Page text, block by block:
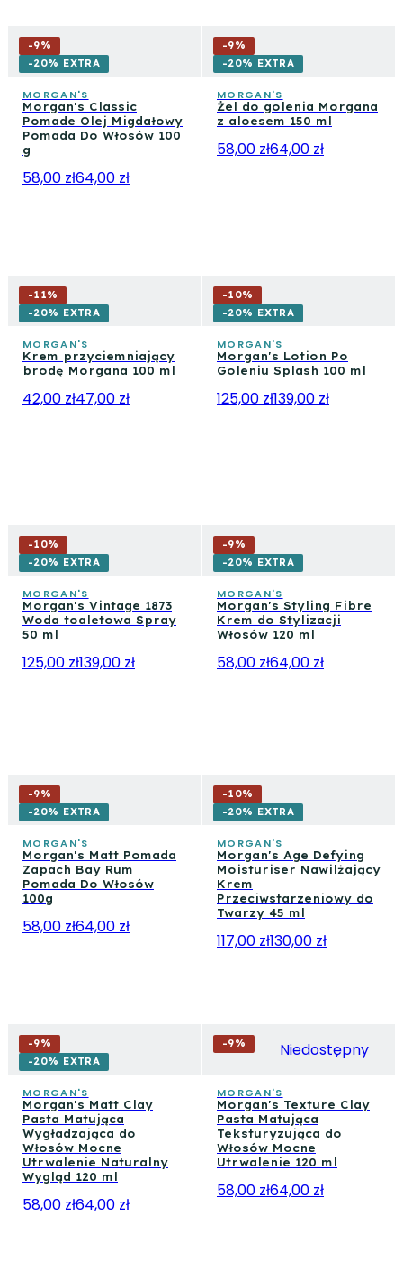
-9%
-20% EXTRA
MORGAN'S
Morgan's Classic
Pomade Olej Migdałowy
Pomada Do Włosów 100
g
58,00 zł64,00 zł
-9%
-20% EXTRA
MORGAN'S
Żel do golenia Morgana
z aloesem 150 ml
58,00 zł64,00 zł
-11%
-20% EXTRA
MORGAN'S
Krem przyciemniający
brodę Morgana 100 ml
42,00 zł47,00 zł
-10%
-20% EXTRA
MORGAN'S
Morgan's Lotion Po
Goleniu Splash 100 ml
125,00 zł139,00 zł
-10%
-20% EXTRA
MORGAN'S
Morgan's Vintage 1873
Woda toaletowa Spray
50 ml
125,00 zł139,00 zł
-9%
-20% EXTRA
MORGAN'S
Morgan's Styling Fibre
Krem do Stylizacji
Włosów 120 ml
58,00 zł64,00 zł
-9%
-20% EXTRA
MORGAN'S
Morgan's Matt Pomada
Zapach Bay Rum
Pomada Do Włosów
100g
58,00 zł64,00 zł
-10%
-20% EXTRA
MORGAN'S
Morgan's Age Defying
Moisturiser Nawilżający
Krem
Przeciwstarzeniowy do
Twarzy 45 ml
117,00 zł130,00 zł
-9%
-20% EXTRA
MORGAN'S
Morgan's Matt Clay
Pasta Matująca
Wygładzająca do
Włosów Mocne
Utrwalenie Naturalny
Wygląd 120 ml
58,00 zł64,00 zł
-9% Niedostępny
MORGAN'S
Morgan's Texture Clay
Pasta Matująca
Teksturyzująca do
Włosów Mocne
Utrwalenie 120 ml
58,00 zł64,00 zł